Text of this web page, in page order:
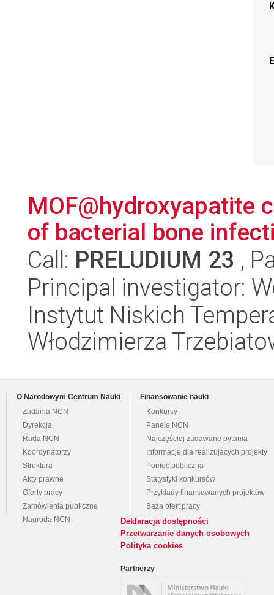
MOF@hydroxyapatite
of bacterial bone
Call: PRELUDIUM 23 ,
Principal investigator:
Instytut Niskich
Włodzimierza
O Narodowym Centrum Nauki
Zadania NCN
Dyrekcja
Rada NCN
Koordynatorzy
Struktura
Akty prawne
Oferty pracy
Zamówienia publiczne
Nagroda NCN
Finansowanie nauki
Konkursy
Panele NCN
Najczęściej zadawane pytania
Informacje dla realizujących projekty
Pomoc publiczna
Statystyki konkursów
Przykłady finansowanych projektów
Baza ofert pracy
Deklaracja dostępności
Przetwarzanie danych osobowych
Polityka cookies
Partnerzy